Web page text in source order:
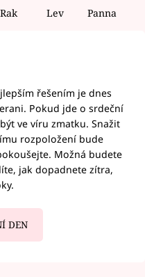
Rak Lev Panna
řešením je dnes
Pokud jde o srdeční
ve víru zmatku. Snažit
rozpoložení bude
Možná budete
jak dopadnete zítra,
DEN